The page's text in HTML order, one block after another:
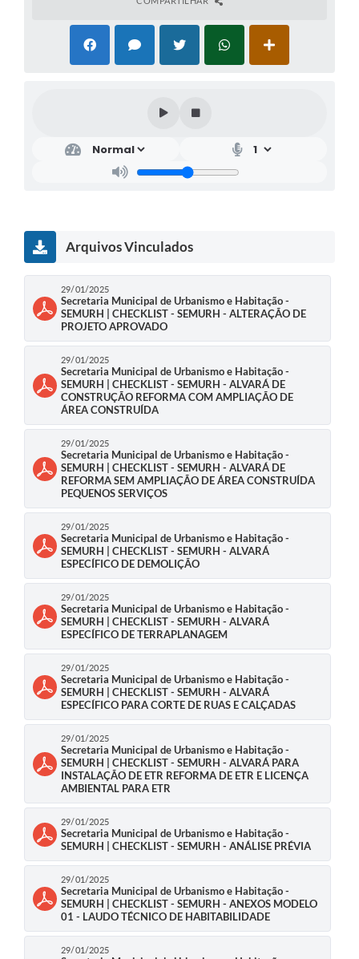
Arquivos Vinculados
29/01/2025
Secretaria Municipal de Urbanismo e Habitação -
SEMURH | CHECKLIST - SEMURH - ALTERAÇÃO DE
PROJETO APROVADO
29/01/2025
Secretaria Municipal de Urbanismo e Habitação -
SEMURH | CHECKLIST - SEMURH - ALVARÁ DE
CONSTRUÇÃO REFORMA COM AMPLIAÇÃO DE
ÁREA CONSTRUÍDA
29/01/2025
Secretaria Municipal de Urbanismo e Habitação -
SEMURH | CHECKLIST - SEMURH - ALVARÁ DE
REFORMA SEM AMPLIAÇÃO DE ÁREA CONSTRUÍDA
PEQUENOS SERVIÇOS
29/01/2025
Secretaria Municipal de Urbanismo e Habitação -
SEMURH | CHECKLIST - SEMURH - ALVARÁ
ESPECÍFICO DE DEMOLIÇÃO
29/01/2025
Secretaria Municipal de Urbanismo e Habitação -
SEMURH | CHECKLIST - SEMURH - ALVARÁ
ESPECÍFICO DE TERRAPLANAGEM
29/01/2025
Secretaria Municipal de Urbanismo e Habitação -
SEMURH | CHECKLIST - SEMURH - ALVARÁ
ESPECÍFICO PARA CORTE DE RUAS E CALÇADAS
29/01/2025
Secretaria Municipal de Urbanismo e Habitação -
SEMURH | CHECKLIST - SEMURH - ALVARÁ PARA
INSTALAÇÃO DE ETR REFORMA DE ETR E LICENÇA
AMBIENTAL PARA ETR
29/01/2025
Secretaria Municipal de Urbanismo e Habitação -
SEMURH | CHECKLIST - SEMURH - ANÁLISE PRÉVIA
29/01/2025
Secretaria Municipal de Urbanismo e Habitação -
SEMURH | CHECKLIST - SEMURH - ANEXOS MODELO
01 - LAUDO TÉCNICO DE HABITABILIDADE
29/01/2025